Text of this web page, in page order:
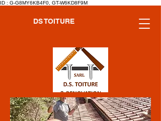
ID : G-G8MY6KB4F0, GT-W6KD8F9M
DS TOITURE